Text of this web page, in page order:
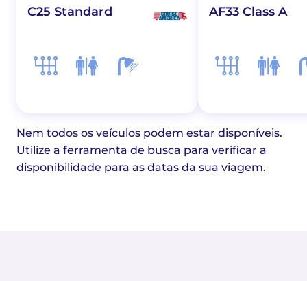
C25 Standard AF33 Class A
Nem todos os veículos podem estar disponíveis.
Utilize a ferramenta de busca para verificar a
disponibilidade para as datas da sua viagem.